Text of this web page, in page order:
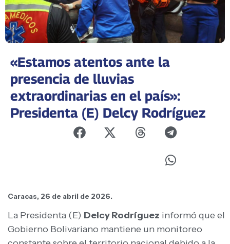
«Estamos atentos ante la
presencia de lluvias
extraordinarias en el país»:
Presidenta (E) Delcy Rodríguez
Caracas, 26 de abril de 2026.
La Presidenta (E) Delcy Rodríguez informó que el
Gobierno Bolivariano mantiene un monitoreo